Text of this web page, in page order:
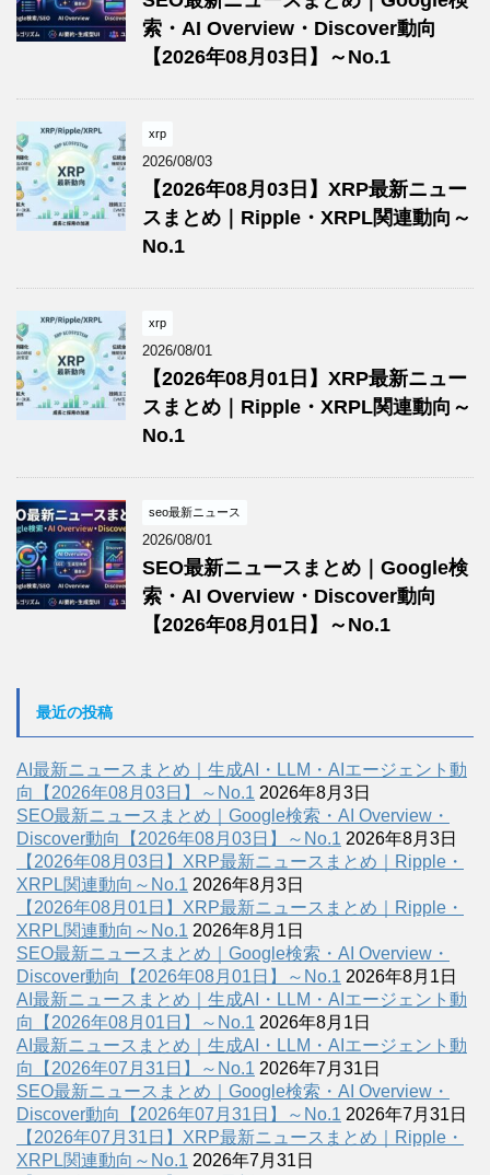
索・AI Overview・Discover動向
【2026年08月03日】～No.1
xrp
2026/08/03
【2026年08月03日】XRP最新ニュー
スまとめ｜Ripple・XRPL関連動向～
No.1
xrp
2026/08/01
【2026年08月01日】XRP最新ニュー
スまとめ｜Ripple・XRPL関連動向～
No.1
seo最新ニュース
2026/08/01
SEO最新ニュースまとめ｜Google検
索・AI Overview・Discover動向
【2026年08月01日】～No.1
最近の投稿
AI最新ニュースまとめ｜生成AI・LLM・AIエージェント動
向【2026年08月03日】～No.1 2026年8月3日
SEO最新ニュースまとめ｜Google検索・AI Overview・
Discover動向【2026年08月03日】～No.1 2026年8月3日
【2026年08月03日】XRP最新ニュースまとめ｜Ripple・
XRPL関連動向～No.1 2026年8月3日
【2026年08月01日】XRP最新ニュースまとめ｜Ripple・
XRPL関連動向～No.1 2026年8月1日
SEO最新ニュースまとめ｜Google検索・AI Overview・
Discover動向【2026年08月01日】～No.1 2026年8月1日
AI最新ニュースまとめ｜生成AI・LLM・AIエージェント動
向【2026年08月01日】～No.1 2026年8月1日
AI最新ニュースまとめ｜生成AI・LLM・AIエージェント動
向【2026年07月31日】～No.1 2026年7月31日
SEO最新ニュースまとめ｜Google検索・AI Overview・
Discover動向【2026年07月31日】～No.1 2026年7月31日
【2026年07月31日】XRP最新ニュースまとめ｜Ripple・
XRPL関連動向～No.1 2026年7月31日